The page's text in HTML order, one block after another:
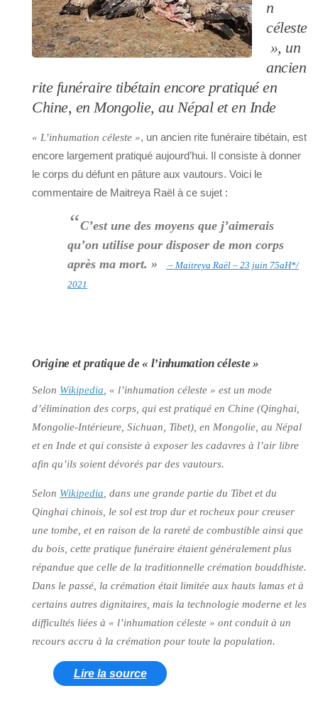
n
céleste
», un
ancien
rite funéraire tibétain encore pratiqué en
Chine, en Mongolie, au Népal et en Inde
« L’inhumation céleste », un ancien rite funéraire tibétain, est
encore largement pratiqué aujourd’hui. Il consiste à donner
le corps du défunt en pâture aux vautours. Voici le
commentaire de Maitreya Raël à ce sujet :
“C’est une des moyens que j’aimerais
qu’on utilise pour disposer de mon corps
après ma mort. »
– Maitreya Raël – 23 juin 75aH*/
2021
Origine et pratique de« l’inhumation céleste »
Selon Wikipedia, « l’inhumation céleste » est un mode
d’élimination des corps, qui est pratiqué en Chine (Qinghai,
Mongolie-Intérieure, Sichuan, Tibet), en Mongolie, au Népal
et en Inde et qui consiste à exposer les cadavres à l’air libre
afin qu’ils soient dévorés par des vautours.
Selon Wikipedia, dans une grande partie du Tibet et du
Qinghai chinois, le sol est trop dur et rocheux pour creuser
une tombe, et en raison de la rareté de combustible ainsi que
du bois, cette pratique funéraire étaient généralement plus
répandue que celle de la traditionnelle crémation bouddhiste.
Dans le passé, la crémation était limitée aux hauts lamas et à
certains autres dignitaires, mais la technologie moderne et les
difficultés liées à « l’inhumation céleste » ont conduit à un
recours accru à la crémation pour toute la population.
Lire la source